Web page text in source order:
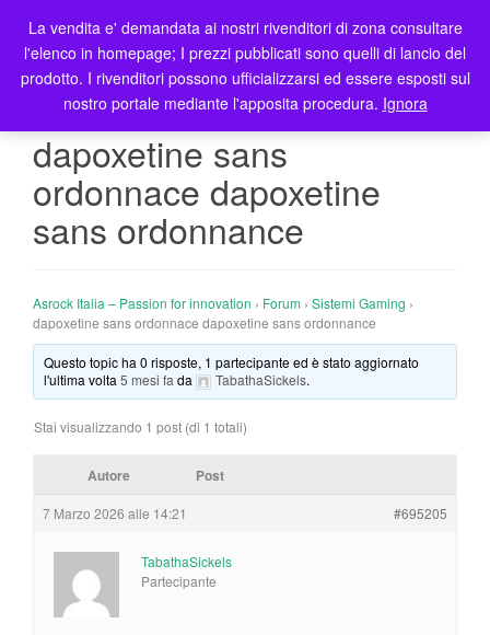
T
o
g
l
n
dapoxetine sans
ordonnace dapoxetine
sans ordonnance
Asrock Italia – Passion for innovation › Forum › Sistemi Gaming ›
dapoxetine sans ordonnace dapoxetine sans ordonnance
Questo topic ha 0 risposte, 1 partecipante ed è stato aggiornato
l'ultima volta5 mesi fa da TabathaSickels.
Stai visualizzando 1 post (di 1 totali)
Autore Post
7 Marzo 2026 alle 14:21 #695205
TabathaSickels
Partecipante
La vendita e' demandata ai nostri rivenditori di zona consultare
l'elenco in homepage; I prezzi pubblicati sono quelli di lancio del
prodotto. I rivenditori possono ufficializzarsi ed essere esposti sul
nostro portale mediante l'apposita procedura. Ignora